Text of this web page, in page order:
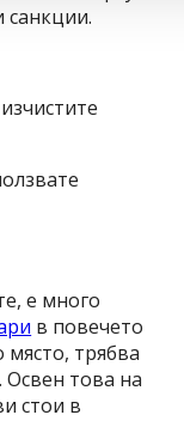
санкции.
е много
в повечето
трябва
Освен това на
стои в